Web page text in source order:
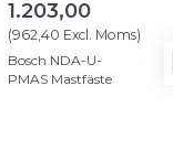
1.203,00
(962,40 Excl. Moms)
Bosch NDA-U-
PMAS Mastfäste